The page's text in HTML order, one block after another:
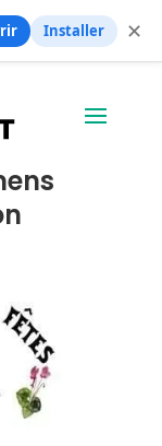
Installer ✕